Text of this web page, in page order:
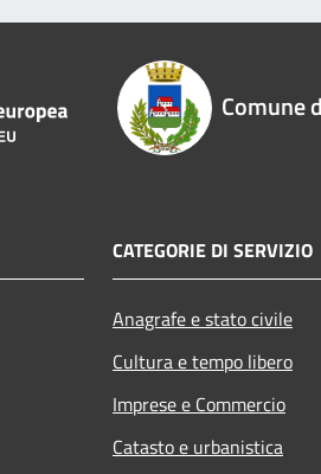
Comune
CATEGORIE DI SERVIZIO
Anagrafe e stato civile
Cultura e tempo libero
Imprese e Commercio
Catasto e urbanistica